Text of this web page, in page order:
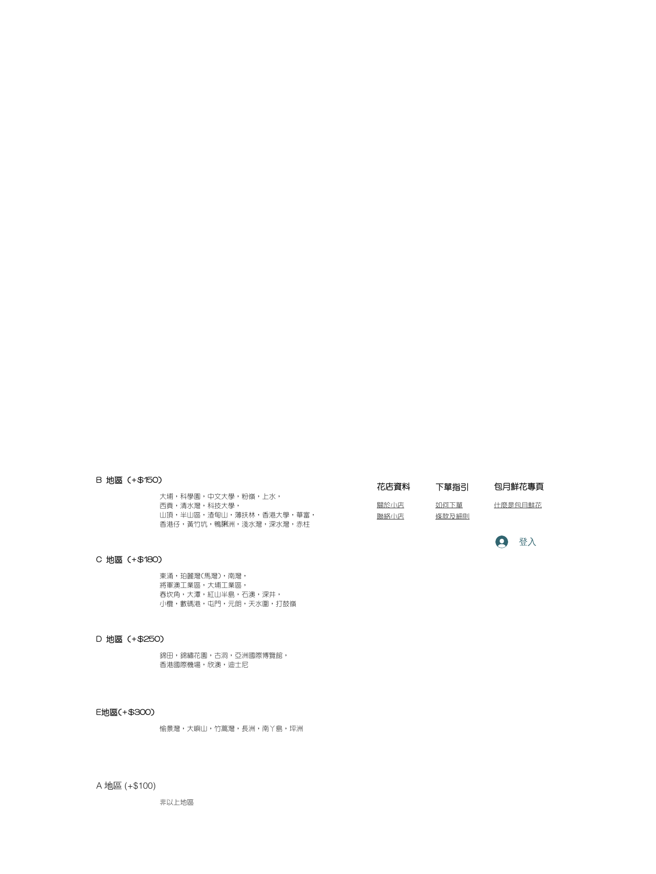
B 地區 (+$150)
大埔，科學園，中文大學，粉嶺，上水，
西貢，清水灣，科技大學，
山頂，半山區，渣甸山，薄扶林，香港大學，華富，
香港仔，黃竹坑，鴨脷洲，淺水灣，深水灣，赤柱
C 地區 (+$180)
東涌，珀麗灣(馬灣)，南灣，
將軍澳工業區，大埔工業區，
舂坎角，大潭，紅山半島，石澳，深井，
小欖，數碼港，屯門，元朗，天水圍，打鼓嶺
D 地區 (+$250)
錦田，錦繡花園，古洞，亞洲國際博覽館，
香港國際機場，欣澳，迪士尼
E地區(+$300)
愉景灣，大嶼山，竹蒿灣，長洲，南丫島，坪洲
A 地區 (+$100)
非以上地區
​花店資料 下單指引 包月鮮花專頁
關於小店
聯絡小店
如何下單
條款及細則
什麼是包月鮮花
登入